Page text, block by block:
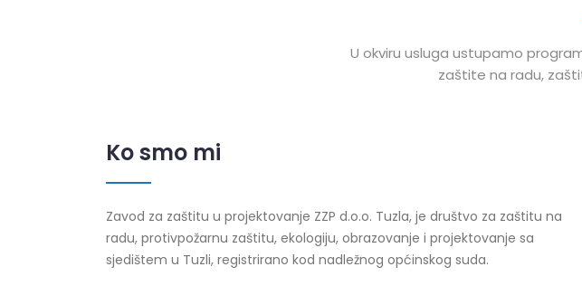
U okviru usluga ustupamo
zaštite na radu,
Ko smo mi
Zavod za zaštitu u projektovanje ZZP d.o.o. Tuzla, je društvo za zaštitu na
radu, protivpožarnu zaštitu, ekologiju, obrazovanje i projektovanje sa
sjedištem u Tuzli, registrirano kod nadležnog općinskog suda.